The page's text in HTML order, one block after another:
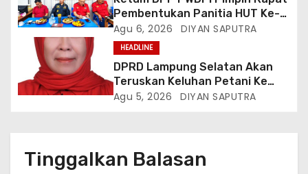
Pembentukan Panitia HUT Ke-4,
Berikut Susunan Dan Rangkaian
Kegiatannya
Agu 6, 2026 DIYAN SAPUTRA
HEADLINE
DPRD Lampung Selatan Akan
Teruskan Keluhan Petani Ke
Dinas Terkait, Minta Audit
Agu 5, 2026 DIYAN SAPUTRA
Tinggalkan Balasan